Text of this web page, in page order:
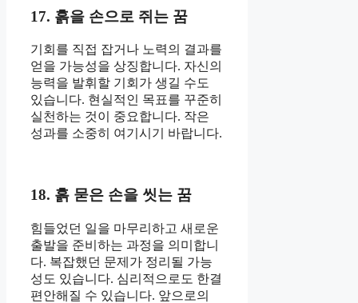
17. 흙을 손으로 쥐는 꿈
기회를 직접 잡거나 노력의 결과를
얻을 가능성을 상징합니다. 자신의
능력을 발휘할 기회가 생길 수도
있습니다. 현실적인 목표를 꾸준히
실천하는 것이 중요합니다. 작은
성과를 소중히 여기시기 바랍니다.
18. 흙 묻은 손을 씻는 꿈
힘들었던 일을 마무리하고 새로운
출발을 준비하는 과정을 의미합니
다. 복잡했던 문제가 정리될 가능
성도 있습니다. 심리적으로도 한결
편안해질 수 있습니다. 앞으로의